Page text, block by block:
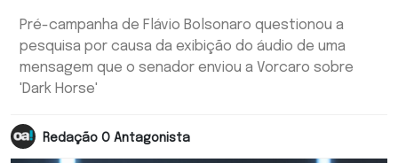
Pré-campanha de Flávio Bolsonaro questionou a
pesquisa por causa da exibição do áudio de uma
mensagem que o senador enviou a Vorcaro sobre
'Dark Horse'
Redação O Antagonista